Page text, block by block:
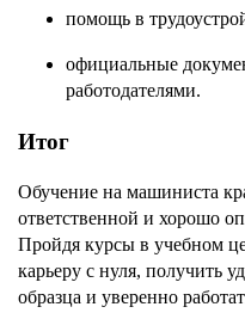
помощь в
официальные
работодателями.
Итог
Обучение на машиниста
ответственной и хорошо
Пройдя курсы в учебном
карьеру с нуля, получить
образца и уверенно